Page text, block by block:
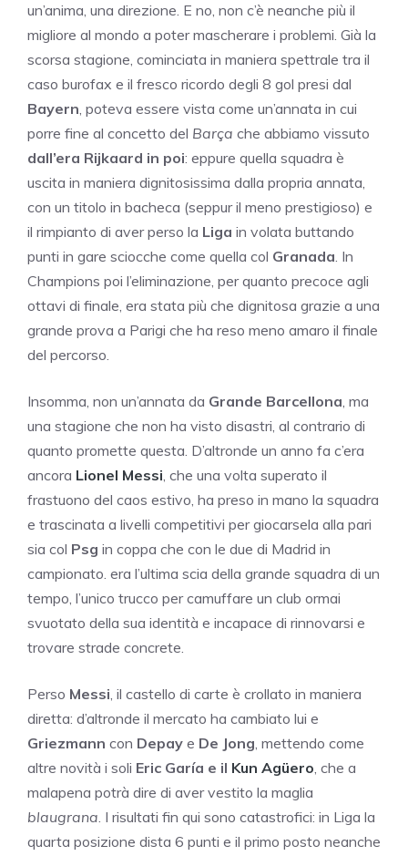
un’anima, una direzione. E no, non c’è neanche più il
migliore al mondo a poter mascherare i problemi. Già la
scorsa stagione, cominciata in maniera spettrale tra il
caso burofax e il fresco ricordo degli 8 gol presi dal
Bayern, poteva essere vista come un’annata in cui
porre fine al concetto del Barça che abbiamo vissuto
dall’era Rijkaard in poi: eppure quella squadra è
uscita in maniera dignitosissima dalla propria annata,
con un titolo in bacheca (seppur il meno prestigioso) e
il rimpianto di aver perso la Liga in volata buttando
punti in gare sciocche come quella col Granada. In
Champions poi l’eliminazione, per quanto precoce agli
ottavi di finale, era stata più che dignitosa grazie a una
grande prova a Parigi che ha reso meno amaro il finale
del percorso.
Insomma, non un’annata da Grande Barcellona, ma
una stagione che non ha visto disastri, al contrario di
quanto promette questa. D’altronde un anno fa c’era
ancora Lionel Messi, che una volta superato il
frastuono del caos estivo, ha preso in mano la squadra
e trascinata a livelli competitivi per giocarsela alla pari
sia col Psg in coppa che con le due di Madrid in
campionato. era l’ultima scia della grande squadra di un
tempo, l’unico trucco per camuffare un club ormai
svuotato della sua identità e incapace di rinnovarsi e
trovare strade concrete.
Perso Messi, il castello di carte è crollato in maniera
diretta: d’altronde il mercato ha cambiato lui e
Griezmann con Depay e De Jong, mettendo come
altre novità i soli Eric Garía e il Kun Agüero, che a
malapena potrà dire di aver vestito la maglia
blaugrana. I risultati fin qui sono catastrofici: in Liga la
quarta posizione dista 6 punti e il primo posto neanche